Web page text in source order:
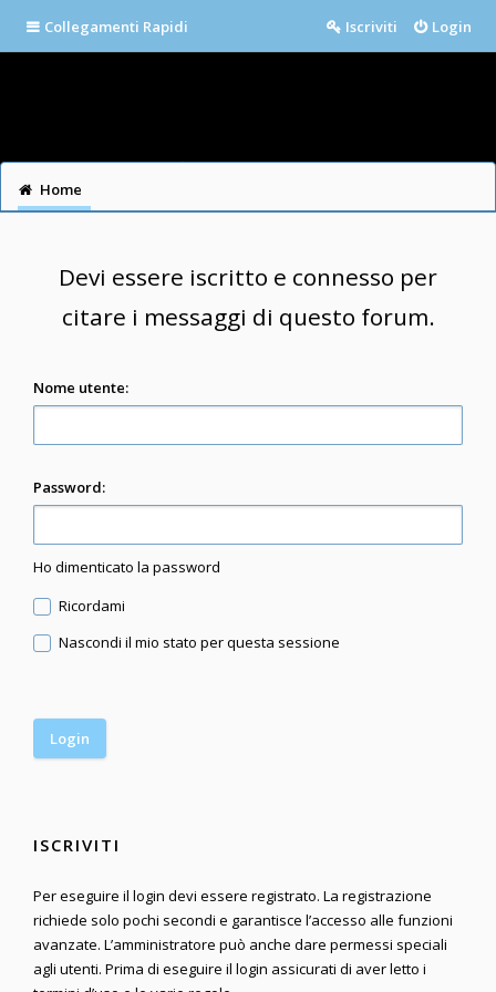
Collegamenti Rapidi Login
Iscriviti
Home
Devi essere iscritto e connesso per
citare i messaggi di questo forum.
Nome utente:
Password:
Ho dimenticato la password
Ricordami
Nascondi il mio stato per questa sessione
ISCRIVITI
Per eseguire il login devi essere registrato. La registrazione
richiede solo pochi secondi e garantisce l’accesso alle funzioni
avanzate. L’amministratore può anche dare permessi speciali
agli utenti. Prima di eseguire il login assicurati di aver letto i